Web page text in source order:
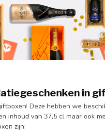
in
Deze hebben we
van 37,5 cl maar ook
zijn: